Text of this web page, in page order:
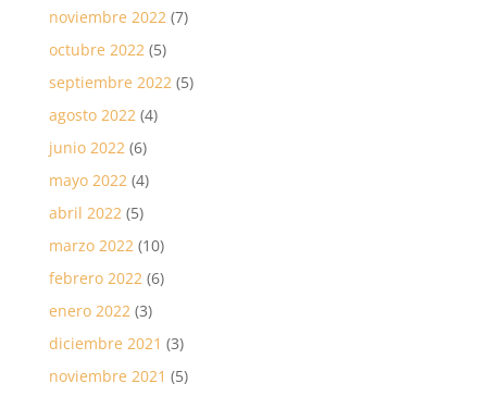
noviembre 2022(7)
octubre 2022(5)
septiembre 2022(5)
agosto 2022(4)
junio 2022(6)
mayo 2022(4)
abril 2022(5)
marzo 2022(10)
febrero 2022(6)
enero 2022(3)
diciembre 2021 (3)
noviembre 2021 (5)